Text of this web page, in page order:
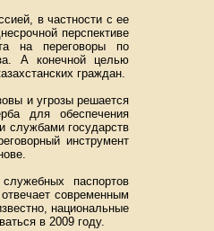
в частности с ее
перспективе
на переговоры по
А конечной целью
граждан.
и угрозы решается
для обеспечения
службами государств
инструмент
паспортов
современным
национальные
в 2009 году.